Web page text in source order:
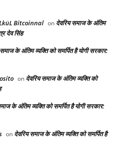
Bitcoinnal on देवरिय समाज के अंतिम
देव सिंह
के अंतिम व्यक्ति को समर्पित है योगी सरकार:
on देवरिय समाज के अंतिम व्यक्ति को
के अंतिम व्यक्ति को समर्पित है योगी सरकार:
on देवरिय समाज के अंतिम व्यक्ति को समर्पित है